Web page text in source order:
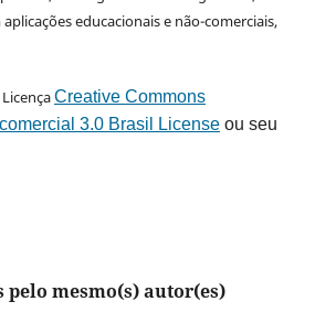
educacionais e não-comerciais,
Creative Commons
3.0 Brasil Licenseou seu
mesmo(s) autor(es)